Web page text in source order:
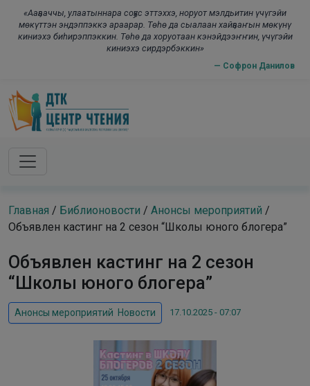
«Ааҕааччы, улаатыннара соҕус эттэххэ, норуот мэлдьитин үчүгэйи
мөкүттэн эндэппэккэ араарар. Төһө да сыалаан хайҕааҥын мөкүнү
киниэхэ биһирэппэккин. Төһө да хоруотаан кэнэйдээҥҥин, үчүгэйи
киниэхэ сирдэрбэккин»
— Софрон Данилов
Skip to main content
Главная / Библионовости / Анонсы мероприятий /
Объявлен кастинг на 2 сезон “Школы юного блогера”
Объявлен кастинг на 2 сезон
“Школы юного блогера”
Анонсы мероприятий Новости 17.10.2025 - 07:07